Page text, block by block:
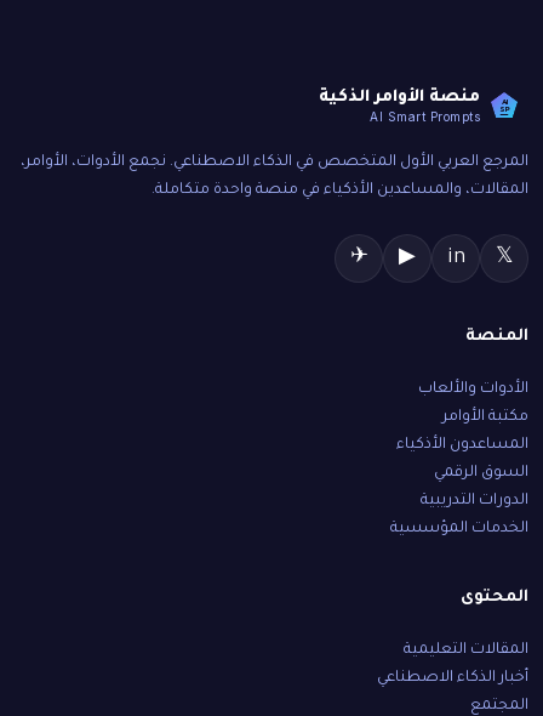
AI
SP
منصة الأوامر الذكية
AI Smart Prompts
المرجع العربي الأول المتخصص في الذكاء الاصطناعي. نجمع الأدوات، الأوامر،
المقالات، والمساعدين الأذكياء في منصة واحدة متكاملة.
𝕏
in
▶
✈
المنصة
الأدوات والألعاب
مكتبة الأوامر
المساعدون الأذكياء
السوق الرقمي
الدورات التدريبية
الخدمات المؤسسية
المحتوى
المقالات التعليمية
أخبار الذكاء الاصطناعي
المجتمع